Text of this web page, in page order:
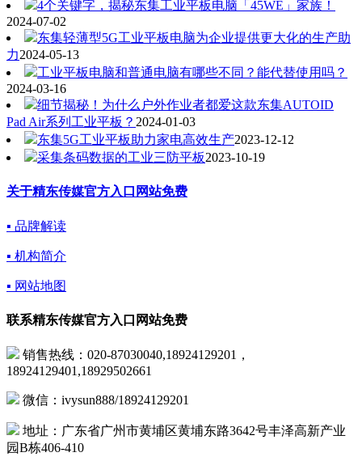
4个关键字，揭秘东集工业平板电脑「45WE」家族！
2024-07-02
东集轻薄型5G工业平板电脑为企业提供更大化的生产助
力2024-05-13
工业平板电脑和普通电脑有哪些不同？能代替使用吗？
2024-03-16
细节揭秘！为什么户外作业者都爱这款东集AUTOID
Pad Air系列工业平板？ 2024-01-03
东集5G工业平板助力家电高效生产2023-12-12
采集条码数据的工业三防平板2023-10-19
关于精东传媒官方入口网站免费
▪ 品牌解读
▪ 机构简介
▪ 网站地图
联系精东传媒官方入口网站免费
销售热线：020-87030040,18924129201，
18924129401,18929502661
微信：ivysun888/18924129201
地址：广东省广州市黄埔区黄埔东路3642号丰泽高新产业
园B栋406-410